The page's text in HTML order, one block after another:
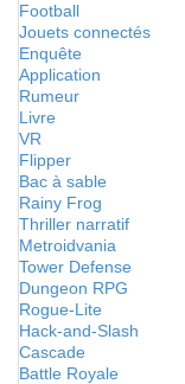
Football
Jouets connectés
Enquête
Application
Rumeur
Livre
VR
Flipper
Bac à sable
Rainy Frog
Thriller narratif
Metroidvania
Tower Defense
Dungeon RPG
Rogue-Lite
Hack-and-Slash
Cascade
Battle Royale